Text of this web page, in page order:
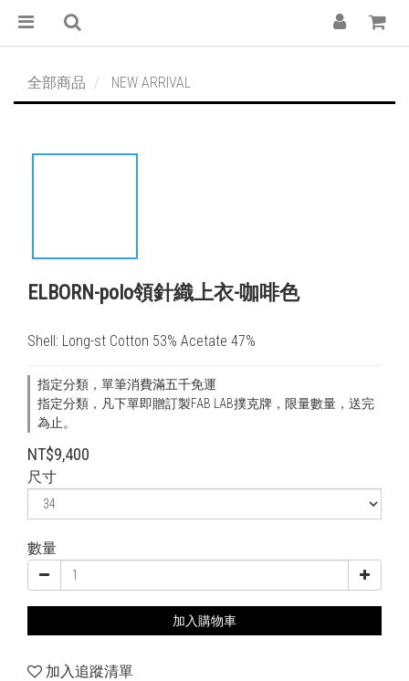
全部商品 NEW ARRIVAL
ELBORN-polo領針織上衣-咖啡色
Shell: Long-st Cotton 53% Acetate 47%
指定分類，單筆消費滿五千免運
指定分類，凡下單即贈訂製FAB LAB撲克牌，限量數量，送完
為止。
NT$9,400
尺寸
數量
加入購物車
加入追蹤清單